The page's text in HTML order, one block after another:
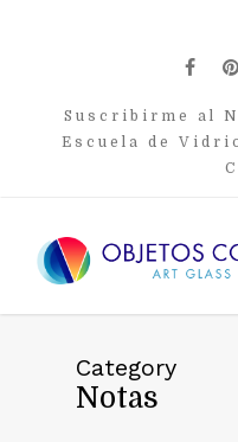
Suscribirme al
Escuela de
Category
Notas